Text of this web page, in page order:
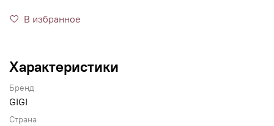
В избранное
Характеристики
Бренд
GIGI
Страна